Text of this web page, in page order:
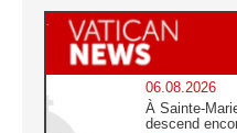
06.08.2026
À Sainte-
descend